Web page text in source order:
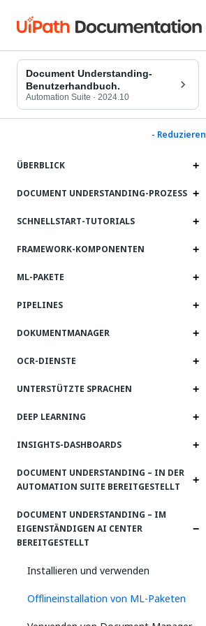
Document Understanding-
Benutzerhandbuch.
Automation Suite · 2024.10
- Reduzieren
ÜBERBLICK
DOCUMENT UNDERSTANDING-PROZESS
SCHNELLSTART-TUTORIALS
FRAMEWORK-KOMPONENTEN
ML-PAKETE
PIPELINES
DOKUMENTMANAGER
OCR-DIENSTE
UNTERSTÜTZTE SPRACHEN
DEEP LEARNING
INSIGHTS-DASHBOARDS
DOCUMENT UNDERSTANDING – IN DER
AUTOMATION SUITE BEREITGESTELLT
DOCUMENT UNDERSTANDING – IM
EIGENSTÄNDIGEN AI CENTER
BEREITGESTELLT
Installieren und verwenden
Offlineinstallation von ML-Paketen